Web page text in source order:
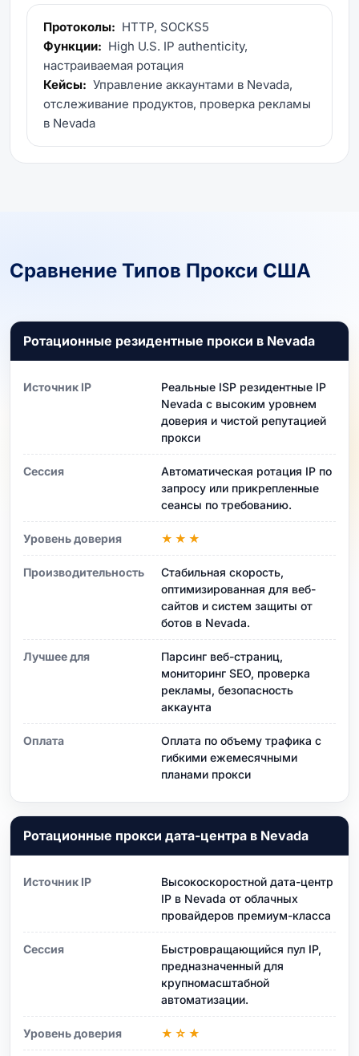
Протоколы: HTTP, SOCKS5
Функции: High U.S. IP authenticity,
настраиваемая ротация
Кейсы: Управление аккаунтами в Nevada,
отслеживание продуктов, проверка рекламы
в Nevada
Сравнение Типов Прокси США
Ротационные резидентные прокси в Nevada
Источник IP
Реальные ISP резидентные IP
Nevada с высоким уровнем
доверия и чистой репутацией
прокси
Сессия
Автоматическая ротация IP по
запросу или прикрепленные
сеансы по требованию.
Уровень доверия ★★★
Производительность
Стабильная скорость,
оптимизированная для веб-
сайтов и систем защиты от
ботов в Nevada.
Лучшее для
Парсинг веб-страниц,
мониторинг SEO, проверка
рекламы, безопасность
аккаунта
Оплата
Оплата по объему трафика с
гибкими ежемесячными
планами прокси
Ротационные прокси дата-центра в Nevada
Источник IP
Высокоскоростной дата-центр
IP в Nevada от облачных
провайдеров премиум-класса
Сессия
Быстровращающийся пул IP,
предназначенный для
крупномасштабной
автоматизации.
Уровень доверия ★☆★